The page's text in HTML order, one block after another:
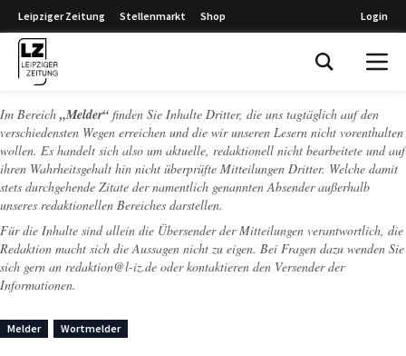
Leipziger Zeitung Stellenmarkt Shop Login
Im Bereich „Melder“ finden Sie Inhalte Dritter, die uns tagtäglich auf den
verschiedensten Wegen erreichen und die wir unseren Lesern nicht vorenthalten
wollen. Es handelt sich also um aktuelle, redaktionell nicht bearbeitete und auf
ihren Wahrheitsgehalt hin nicht überprüfte Mitteilungen Dritter. Welche damit
stets durchgehende Zitate der namentlich genannten Absender außerhalb
unseres redaktionellen Bereiches darstellen.
Für die Inhalte sind allein die Übersender der Mitteilungen verantwortlich, die
Redaktion macht sich die Aussagen nicht zu eigen. Bei Fragen dazu wenden Sie
sich gern an redaktion@l-iz.de oder kontaktieren den Versender der
Informationen.
Melder Wortmelder